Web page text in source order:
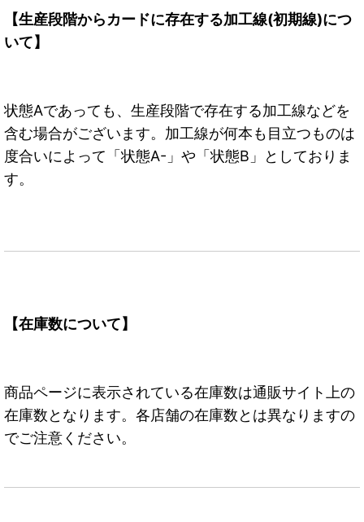
【生産段階からカードに存在する加工線(初期線)につ
いて】
状態Aであっても、生産段階で存在する加工線などを
含む場合がございます。加工線が何本も目立つものは
度合いによって「状態A-」や「状態B」としておりま
す。
【在庫数について】
商品ページに表示されている在庫数は通販サイト上の
在庫数となります。各店舗の在庫数とは異なりますの
でご注意ください。